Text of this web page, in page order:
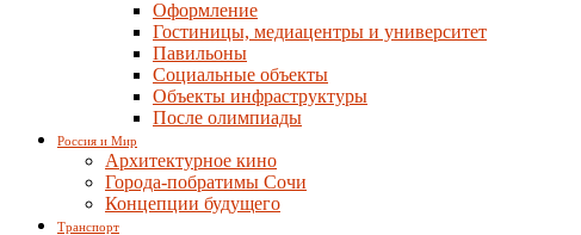
Оформление
Гостиницы, медиацентры и университет
Павильоны
Социальные объекты
Объекты инфраструктуры
После олимпиады
Россия и Мир
Архитектурное кино
Города-побратимы Сочи
Концепции будущего
Транспорт